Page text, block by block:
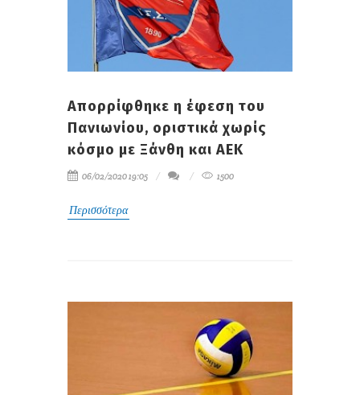
Απορρίφθηκε η έφεση του
Πανιωνίου, οριστικά χωρίς
κόσμο με Ξάνθη και ΑΕΚ
06/02/2020 19:05 1500
Περισσότερα